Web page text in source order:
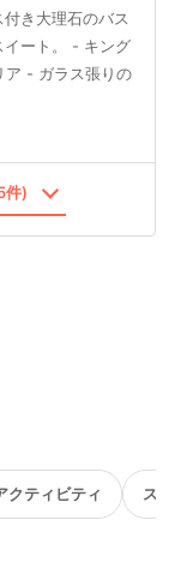
き大理石のバス
イート。 - キング
ア - ガラス張りの
件)
クティビティ ス